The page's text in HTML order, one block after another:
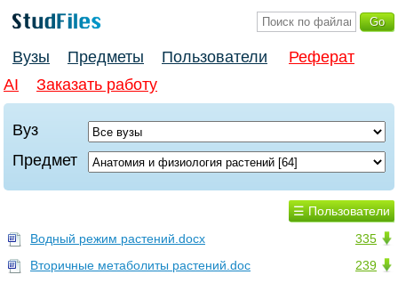
Вузы Предметы Пользователи
Реферат
AI
Заказать работу
Вуз
Предмет
☰ Пользователи
335
Водный режим растений.docx
239
Вторичные метаболиты растений.doc